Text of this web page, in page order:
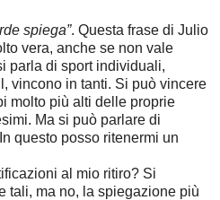
spiega”. Questa frase di Julio
vera, anche se non vale
parla di sport individuali,
vincono in tanti. Si può vincere
molto più alti delle proprie
Ma si può parlare di
questo posso ritenermi un
al mio ritiro? Si
tali, ma no, la spiegazione più